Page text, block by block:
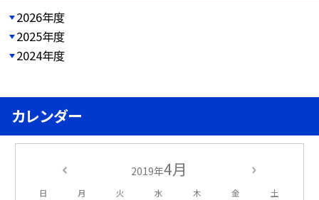
2026年度
2025年度
2024年度
カレンダー
2019年4月
日 月 火 水 木 金 土